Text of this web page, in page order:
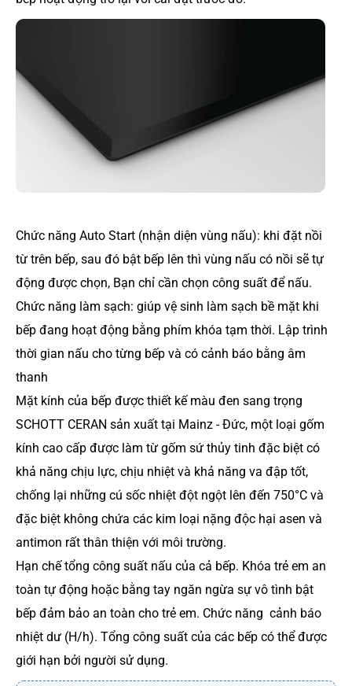
Chức năng Auto Start (nhận diện vùng nấu): khi đặt nồi
từ trên bếp, sau đó bật bếp lên thì vùng nấu có nồi sẽ tự
động được chọn, Bạn chỉ cần chọn công suất để nấu.
Chức năng làm sạch: giúp vệ sinh làm sạch bề mặt khi
bếp đang hoạt động bằng phím khóa tạm thời. Lập trình
thời gian nấu cho từng bếp và có cảnh báo bằng âm
thanh
Mặt kính của bếp được thiết kế màu đen sang trọng
SCHOTT CERAN sản xuất tại Mainz - Đức, một loại gốm
kính cao cấp được làm từ gốm sứ thủy tinh đặc biệt có
khả năng chịu lực, chịu nhiệt và khả năng va đập tốt,
chống lại những cú sốc nhiệt đột ngột lên đến 750°C và
đặc biệt không chứa các kim loại nặng độc hại asen và
antimon rất thân thiện với môi trường.
Hạn chế tổng công suất nấu của cả bếp. Khóa trẻ em an
toàn tự động hoặc bằng tay ngăn ngừa sự vô tình bật
bếp đảm bảo an toàn cho trẻ em. Chức năng cảnh báo
nhiệt dư (H/h). Tổng công suất của các bếp có thể được
giới hạn bởi người sử dụng.